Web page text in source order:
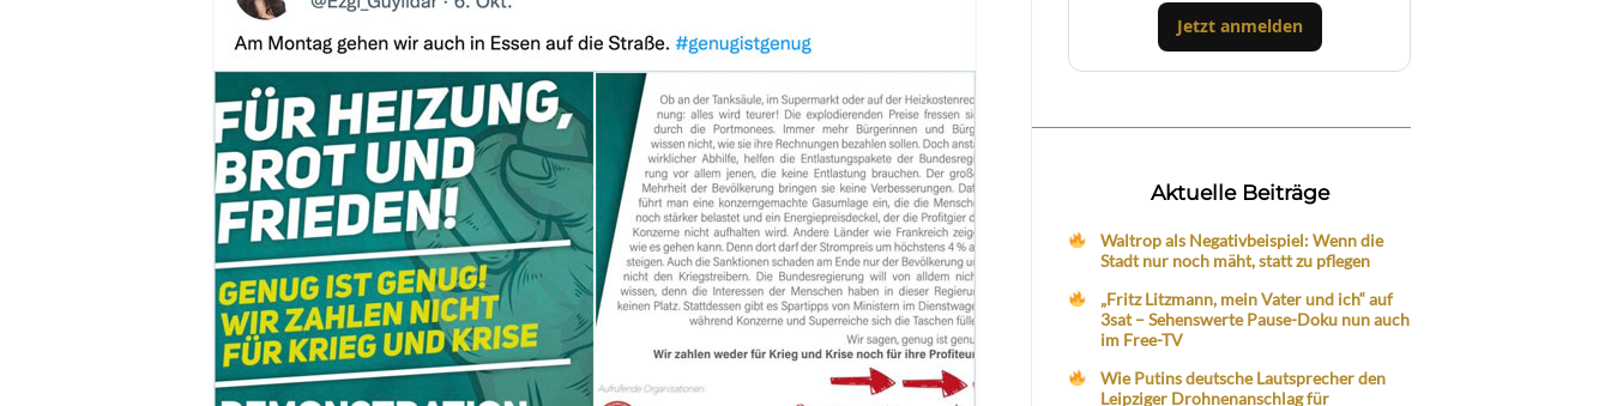
Jetzt anmelden
Aktuelle Beiträge
Waltrop als Negativbeispiel: Wenn die
Stadt nur noch mäht, statt zu pflegen
„Fritz Litzmann, mein Vater und ich“ auf
3sat – Sehenswerte Pause-Doku nun auch
im Free-TV
Wie Putins deutsche Lautsprecher den
Leipziger Drohnenanschlag für